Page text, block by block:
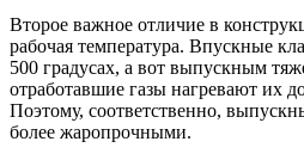
Второе важное отличие в
рабочая температура. Впускные
500 градусах, а вот выпускным
отработавшие газы нагревают их
Поэтому, соответственно,
более жаропрочными.